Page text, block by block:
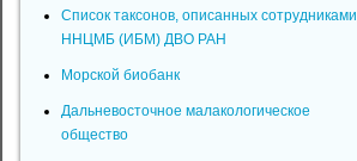
Список таксонов, описанных сотрудниками
ННЦМБ (ИБМ) ДВО РАН
Морской биобанк
Дальневосточное малакологическое
общество